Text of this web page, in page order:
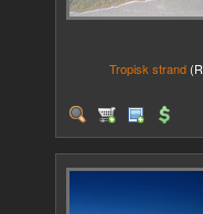
Tropisk strand